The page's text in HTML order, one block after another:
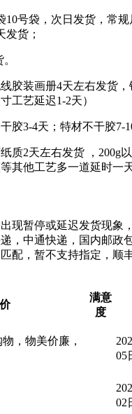
10号袋，次日发货，常
发货；
胶装画册4天左右发货
工艺延迟1-2天）
胶3-4天；特材不干胶7-
质2天左右发货 ，200g
其他工艺多一道延时一
现暂停或延迟发货现象
，中通快递，国内邮政
配，暂不支持指定，顺
满意
度
，物美价廉，
05
02